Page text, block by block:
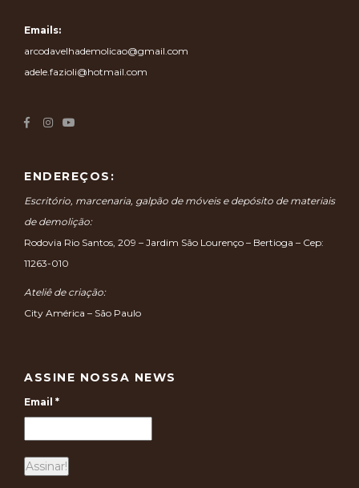
Emails:
arcodavelhademolicao@gmail.com
adele.fazioli@hotmail.com
ENDEREÇOS:
Escritório, marcenaria, galpão de móveis e depósito de materiais
de demolição:
Rodovia Rio Santos, 209 – Jardim São Lourenço – Bertioga – Cep:
11263-010
Ateliê de criação:
City América – São Paulo
ASSINE NOSSA NEWS
Email *